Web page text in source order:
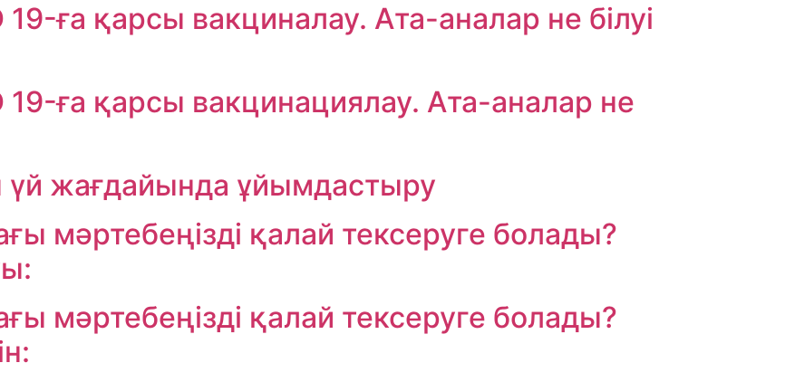
ға қарсы вакциналау. Ата-аналар не білуі
19-ға қарсы вакцинациялау. Ата-аналар не
жағдайында ұйымдастыру
мәртебеңізді қалай тексеруге болады?
мәртебеңізді қалай тексеруге болады?